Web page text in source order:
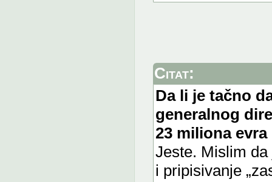
Citat:
Da li je tačno
generalnog
23 miliona
Jeste. Mislim
i pripisivanje